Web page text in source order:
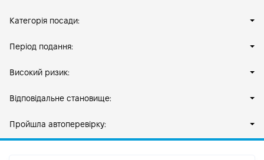
Категорія посади:
Період подання:
Високий ризик:
Відповідальне становище:
Пройшла автоперевірку: